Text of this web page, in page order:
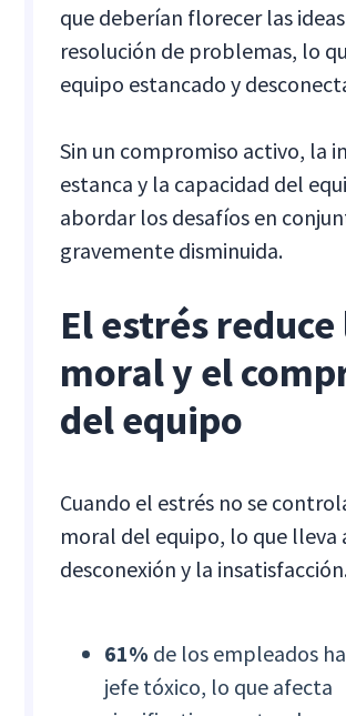
que deberían florecer las
resolución de problemas, lo
equipo estancado y
Sin un compromiso activo, la
estanca y la capacidad del
abordar los desafíos en
gravemente disminuida.
El estrés reduce
moral y el
del equipo
Cuando el estrés no se
moral del equipo, lo que lleva
desconexión y la
61% de los empleados
jefe tóxico, lo que afecta